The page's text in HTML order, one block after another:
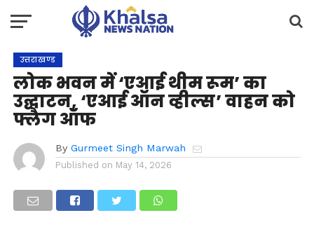
उत्तराखण्ड
लोक भवन में ‘एआई थीम रूम’ का
उद्घाटन, ‘एआई ऑन व्हील्स’ वाहन को
फ्लैग ऑफ
By Gurmeet Singh Marwah
Published on May 14, 2026